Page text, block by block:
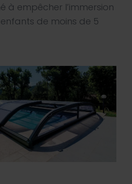
à empêcher l’immersion
de moins de 5